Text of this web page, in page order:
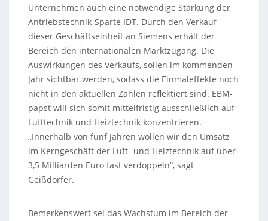
Unternehmen auch eine notwendige Stärkung der
Antriebstechnik-Sparte IDT. Durch den Verkauf
dieser Geschäftseinheit an Siemens erhält der
Bereich den internationalen Marktzugang. Die
Auswirkungen des Verkaufs, sollen im kommenden
Jahr sichtbar werden, sodass die Einmaleffekte noch
nicht in den aktuellen Zahlen reflektiert sind. EBM-
papst will sich somit mittelfristig ausschließlich auf
Lufttechnik und Heiztechnik konzentrieren.
„Innerhalb von fünf Jahren wollen wir den Umsatz
im Kerngeschäft der Luft- und Heiztechnik auf über
3,5 Milliarden Euro fast verdoppeln“, sagt
Geißdörfer.
Bemerkenswert sei das Wachstum im Bereich der